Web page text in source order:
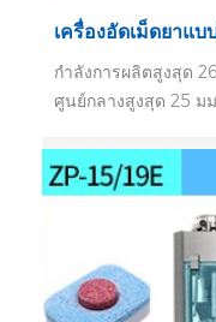
เครื่องอัดเม็ดยาแ
กำลังการผลิตสูงสุด
ศูนย์กลางสูงสุด 25 ม